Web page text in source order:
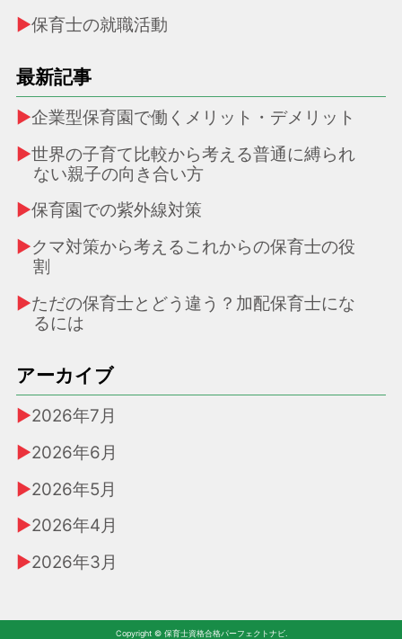
保育士の就職活動
最新記事
企業型保育園で働くメリット・デメリット
世界の子育て比較から考える普通に縛られ
ない親子の向き合い方
保育園での紫外線対策
クマ対策から考えるこれからの保育士の役
割
ただの保育士とどう違う？加配保育士にな
るには
アーカイブ
2026年7月
2026年6月
2026年5月
2026年4月
2026年3月
Copyright © 保育士資格合格パーフェクトナビ.